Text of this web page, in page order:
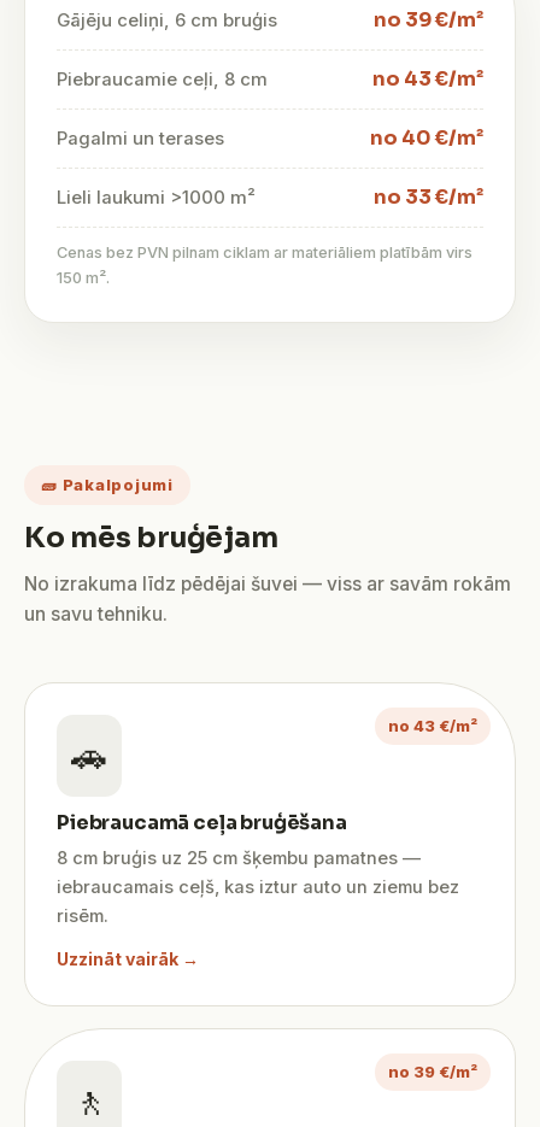
Gājēju celiņi, 6 cm bruģis no 39 €/m²
Piebraucamie ceļi, 8 cm no 43 €/m²
Pagalmi un terases no 40 €/m²
Lieli laukumi >1000 m² no 33 €/m²
Cenas bez PVN pilnam ciklam ar materiāliem platībām virs
150 m².
🧱 Pakalpojumi
Ko mēs bruģējam
No izrakuma līdz pēdējai šuvei — viss ar savām rokām
un savu tehniku.
no 43 €/m²
🚗
Piebraucamā ceļa bruģēšana
8 cm bruģis uz 25 cm šķembu pamatnes —
iebraucamais ceļš, kas iztur auto un ziemu bez
risēm.
Uzzināt vairāk →
no 39 €/m²
🚶